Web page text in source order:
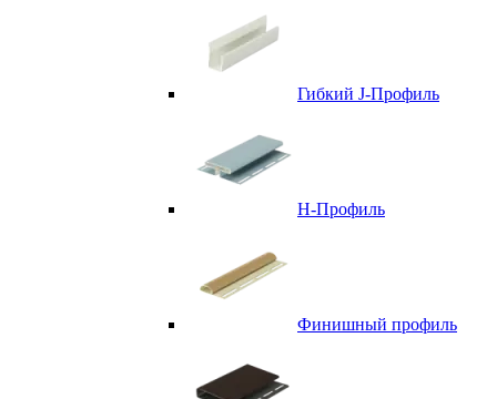
Гибкий J-Профиль
H-Профиль
Финишный профиль